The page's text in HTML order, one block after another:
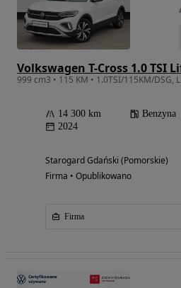
Volkswagen T-Cross 1.0 TSI
14 300 km Benzyna
2024
Starogard Gdański (Pomorskie)
Firma • Opublikowano
Firma